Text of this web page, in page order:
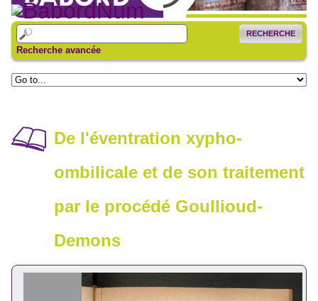
RECHERCHE
Recherche avancée
De l'éventration xypho-
ombilicale et de son traitement
par le procédé Goullioud-
Demons